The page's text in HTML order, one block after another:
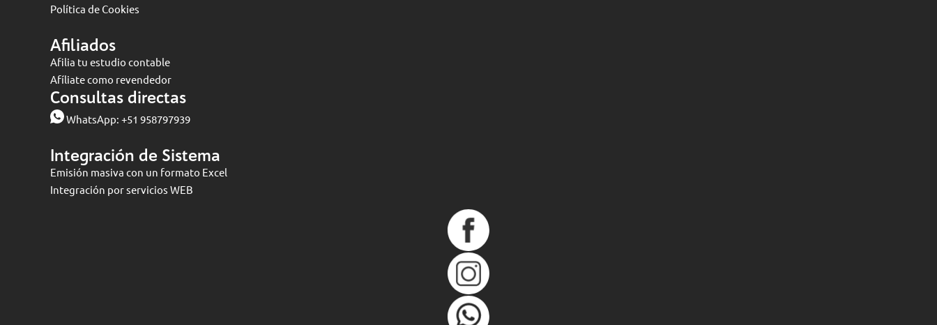
Política de Cookies
Afiliados
Afilia tu estudio contable
Afíliate como revendedor
Consultas directas
WhatsApp: +51 958797939
Integración de Sistema
Emisión masiva con un formato Excel
Integración por servicios WEB